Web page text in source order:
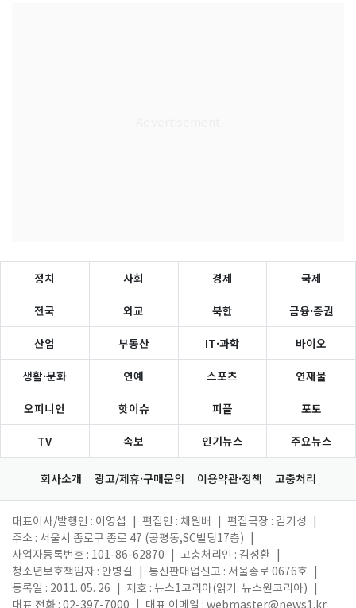
정치 사회 경제 국제
전국 외교 북한 금융·증권
산업 부동산 IT·과학 바이오
생활·문화 연예 스포츠 연재물
오피니언 핫이슈 피플 포토
TV 속보 인기뉴스 주요뉴스
회사소개 광고/제휴·구매문의 이용약관·정책 고충처리
대표이사/발행인 : 이영섭 편집인 : 채원배 편집국장 : 김기성
주소 : 서울시 종로구 종로 47 (공평동,SC빌딩17층)
사업자등록번호 : 101-86-62870
고충처리인 : 김성환
청소년보호책임자 : 안병길
통신판매업신고 : 서울종로 0676호
등록일 : 2011. 05. 26
제호 : 뉴스1코리아(읽기: 뉴스원코리아)
대표 전화 : 02-397-7000
대표 이메일 : webmaster@news1.kr